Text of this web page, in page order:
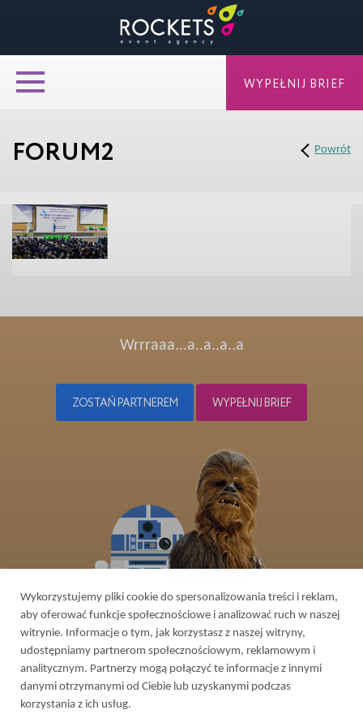
FORUM2 Powrót
Wrrraaa...a..a..a..a
ZOSTAŃ PARTNEREM WYPEŁNIJ BRIEF
2026 © All rights reserved
Web design in Ukraine
WYPEŁNIJ BRIEF
Wykorzystujemy pliki cookie do spersonalizowania treści i reklam,
aby oferować funkcje społecznościowe i analizować ruch w naszej
witrynie. Informacje o tym, jak korzystasz z naszej witryny,
udostępniamy partnerom społecznościowym, reklamowym i
analitycznym. Partnerzy mogą połączyć te informacje z innymi
danymi otrzymanymi od Ciebie lub uzyskanymi podczas
korzystania z ich usług.